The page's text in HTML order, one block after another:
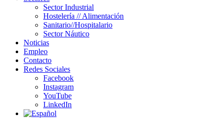
Sector Industrial
Hostelería // Alimentación
Sanitario//Hospitalario
Sector Náutico
Noticias
Empleo
Contacto
Redes Sociales
Facebook
Instagram
YouTube
LinkedIn